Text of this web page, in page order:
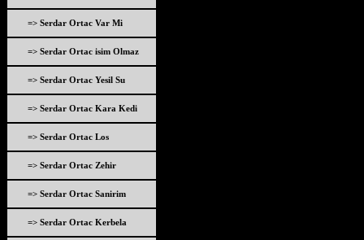
=> Serdar Ortac Var Mi
=> Serdar Ortac isim Olmaz
=> Serdar Ortac Yesil Su
=> Serdar Ortac Kara Kedi
=> Serdar Ortac Los
=> Serdar Ortac Zehir
=> Serdar Ortac Sanirim
=> Serdar Ortac Kerbela